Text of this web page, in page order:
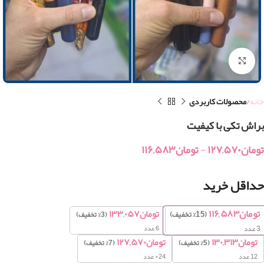
بزرگنمایی تصویر
خانه محصولات کاربردی
براش تکی با کیفیت
تومان۱۲۷,۵۷۰-تومان۱۱۶,۵۸۳
حداقل خرید
تومان۱۱۶,۵۸۳(15% تخفیف)
3عدد
تومان۱۳۳,۰۵۷(3% تخفیف)
6 عدد
تومان۱۳۰,۳۱۳(5% تخفیف)
12 عدد
تومان۱۲۷,۵۷۰(7% تخفیف)
24+ عدد